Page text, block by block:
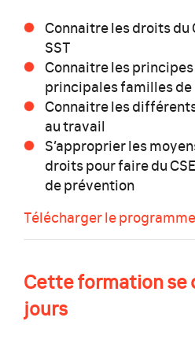
Connaitre les droits du
SST
Connaitre les
principales familles
Connaitre les
au travail
S’approprier les
droits pour faire du
de prévention
Télécharger le
Cette formation se
jours